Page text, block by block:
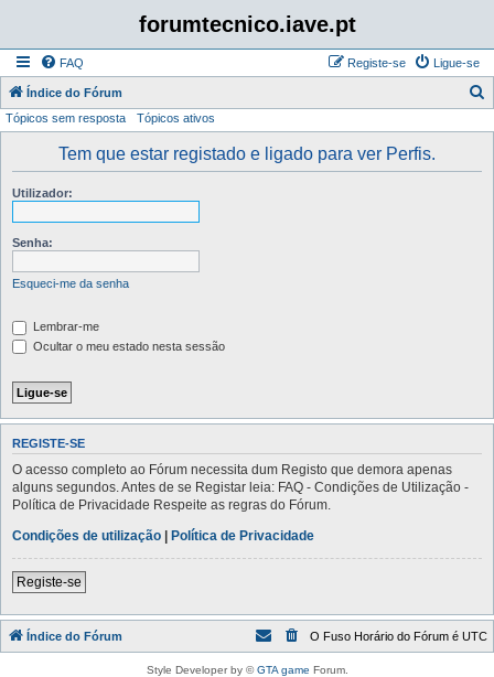
forumtecnico.iave.pt
FAQ Ligue-se
Registe-se
Índice do Fórum
Tópicos sem resposta Tópicos ativos
Tem que estar registado e ligado para ver Perfis.
Utilizador:
Senha:
Esqueci-me da senha
Lembrar-me
Ocultar o meu estado nesta sessão
REGISTE-SE
O acesso completo ao Fórum necessita dum Registo que demora apenas
alguns segundos. Antes de se Registar leia: FAQ - Condições de Utilização -
Política de Privacidade Respeite as regras do Fórum.
Condições de utilização | Política de Privacidade
Registe-se
Índice do Fórum O Fuso Horário do Fórum é UTC
Style Developer by ©GTA game Forum.